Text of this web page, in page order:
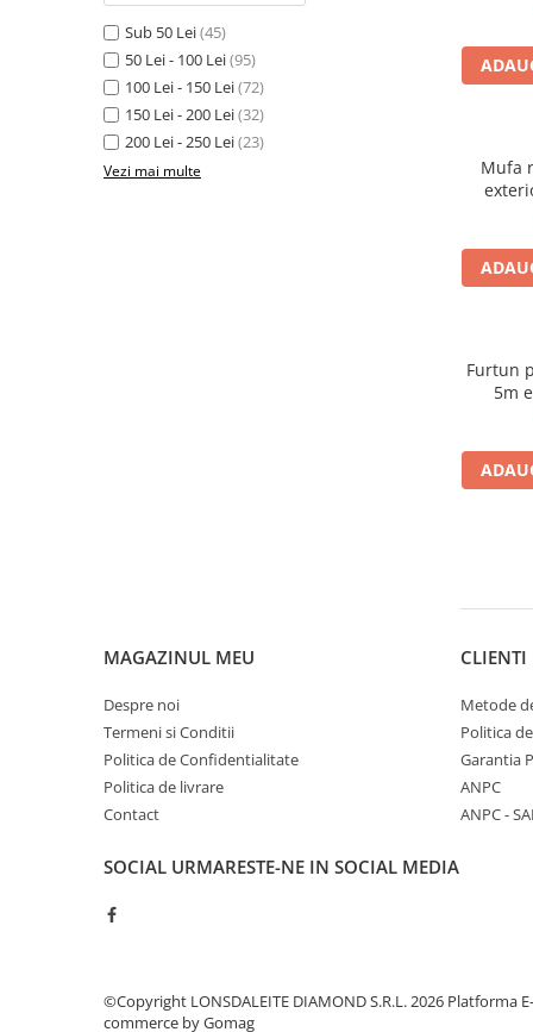
Motoare electrice
Nivela Laser
Pistoale termice
Sursa lumina
UPS Sursa curent
Vibrator beton
Scule Atelier Auto
Accesorii / consumabile atelier
Aparat masina dejantat echilibrat
Blocaj distributie
Sub 50 Lei(45)
50 Lei - 100 Lei(95)
100 Lei - 150 Lei(72)
150 Lei - 200 Lei(32)
200 Lei - 250 Lei(23)
Vezi mai multe
Mufa
Furtun
5m
MAGAZINUL MEU
Despre noi
Termeni si Conditii
Politica de Confidentialitate
Politica de livrare
Contact
CLIENTI
Metode
Politica
Garantia
ANPC
ANPC -
SOCIAL URMARESTE-NE IN SOCIAL MEDIA
©Copyright LONSDALEITE DIAMOND S.R.L. 2026 Platforma E-
commerce by Gomag